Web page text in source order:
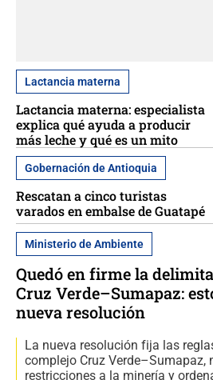
Lactancia materna
Lactancia materna: especialista
explica qué ayuda a producir
más leche y qué es un mito
Gobernación de Antioquia
Rescatan a cinco turistas
varados en embalse de Guatapé
Ministerio de Ambiente
Quedó en firme la
Cruz Verde–Sumapaz:
nueva resolución
La nueva resolución fija las
complejo Cruz Verde–Sumapaz,
restricciones a la minería y